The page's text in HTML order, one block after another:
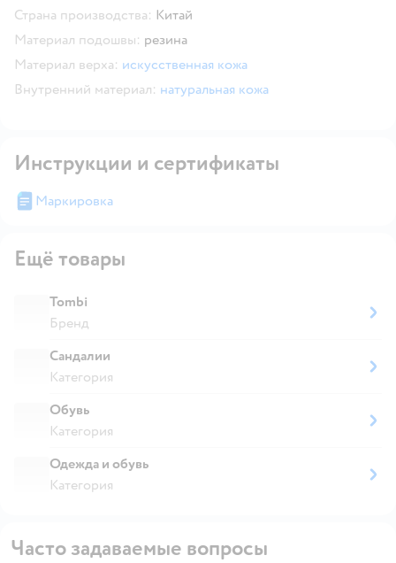
Страна производства: Китай
Материал подошвы: резина
Материал верха: искусственная кожа
Внутренний материал: натуральная кожа
Инструкции и сертификаты
Маркировка
Ещё товары
Tombi
Бренд
Сандалии
Категория
Обувь
Категория
Одежда и обувь
Категория
Часто задаваемые вопросы